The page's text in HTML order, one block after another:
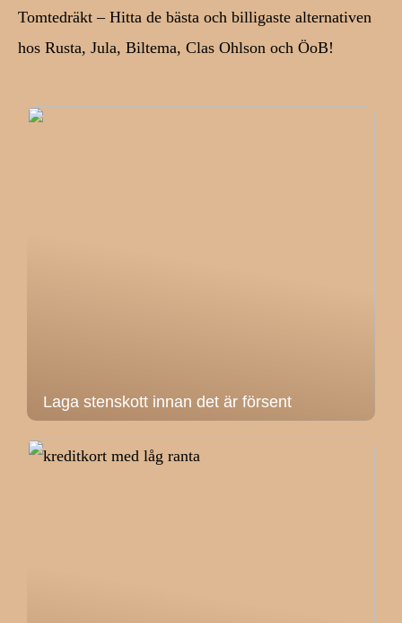
Tomtedräkt – Hitta de bästa och billigaste alternativen
hos Rusta, Jula, Biltema, Clas Ohlson och ÖoB!
Laga stenskott innan det är försent